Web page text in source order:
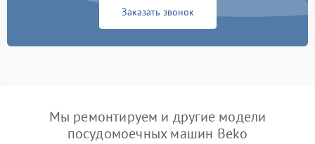
Заказать звонок
Мы ремонтируем и другие модели
посудомоечных машин Beko